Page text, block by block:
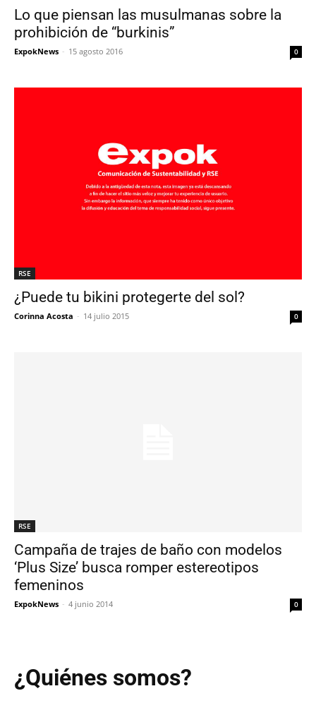
Lo que piensan las musulmanas sobre la
prohibición de “burkinis”
ExpokNews - 15 agosto 2016 0
RSE
¿Puede tu bikini protegerte del sol?
Corinna Acosta - 14 julio 2015 0
RSE
Campaña de trajes de baño con modelos
‘Plus Size’ busca romper estereotipos
femeninos
ExpokNews - 4 junio 2014 0
¿Quiénes somos?